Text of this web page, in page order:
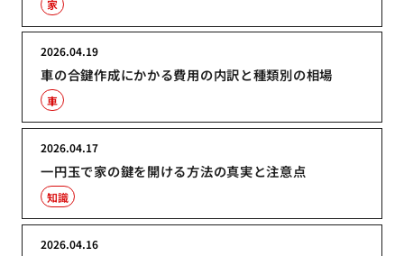
家
車の合鍵作成にかかる費用の内訳と種類別の相場
2026.04.19
車
一円玉で家の鍵を開ける方法の真実と注意点
2026.04.17
知識
2026.04.16